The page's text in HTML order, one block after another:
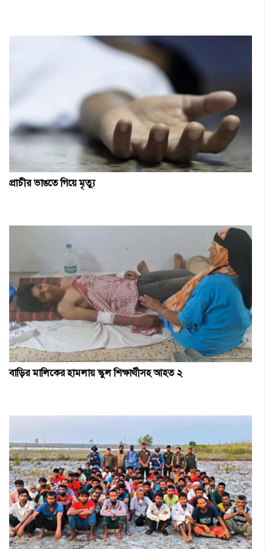
প্রাচীর ভাঙতে গিয়ে মৃত্যু
বাড়ির মালিকের হামলায় স্কুল শিক্ষার্থীসহ আহত ২